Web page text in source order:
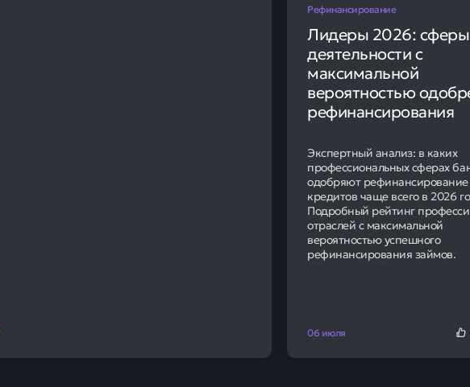
Рефинансирование
Лидеры 2026: сферы
деятельности с
максимальной
вероятностью
рефинансирования
Экспертный анализ: в каких
профессиональных сферах
одобряют рефинансирование
кредитов чаще всего в 2026
Подробный рейтинг
отраслей с максимальной
вероятностью успешного
рефинансирования займов.
06 июля